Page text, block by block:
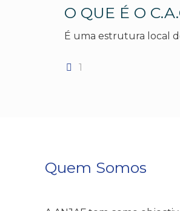
O QUE É O
É uma estrutura local
1
Quem Somos